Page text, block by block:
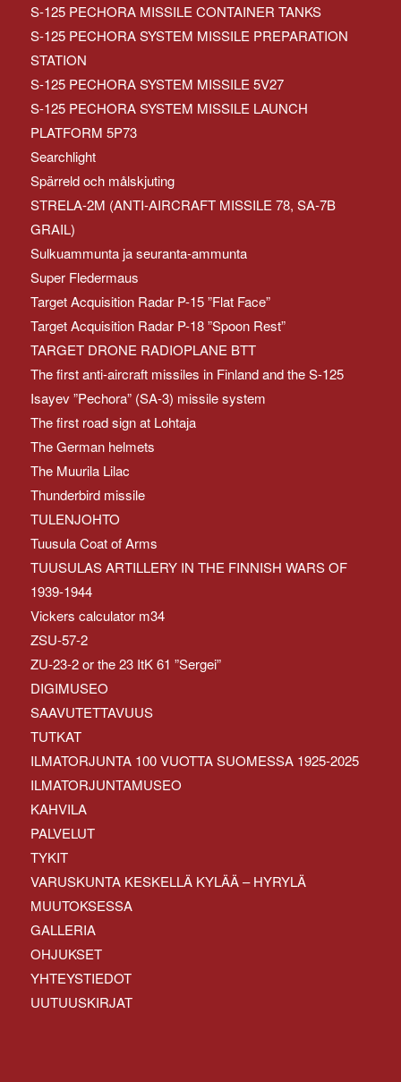
S-125 PECHORA MISSILE CONTAINER TANKS
S-125 PECHORA SYSTEM MISSILE PREPARATION
STATION
S-125 PECHORA SYSTEM MISSILE 5V27
S-125 PECHORA SYSTEM MISSILE LAUNCH
PLATFORM 5P73
Searchlight
Spärreld och målskjuting
STRELA-2M (ANTI-AIRCRAFT MISSILE 78, SA-7B
GRAIL)
Sulkuammunta ja seuranta-ammunta
Super Fledermaus
Target Acquisition Radar P-15 ”Flat Face”
Target Acquisition Radar P-18 ”Spoon Rest”
TARGET DRONE RADIOPLANE BTT
The first anti-aircraft missiles in Finland and the S-125
Isayev ”Pechora” (SA-3) missile system
The first road sign at Lohtaja
The German helmets
The Muurila Lilac
Thunderbird missile
TULENJOHTO
Tuusula Coat of Arms
TUUSULAS ARTILLERY IN THE FINNISH WARS OF
1939-1944
Vickers calculator m34
ZSU-57-2
ZU-23-2 or the 23 ItK 61 ”Sergei”
DIGIMUSEO
SAAVUTETTAVUUS
TUTKAT
ILMATORJUNTA 100 VUOTTA SUOMESSA 1925-2025
ILMATORJUNTAMUSEO
KAHVILA
PALVELUT
TYKIT
VARUSKUNTA KESKELLÄ KYLÄÄ – HYRYLÄ
MUUTOKSESSA
GALLERIA
OHJUKSET
YHTEYSTIEDOT
UUTUUSKIRJAT